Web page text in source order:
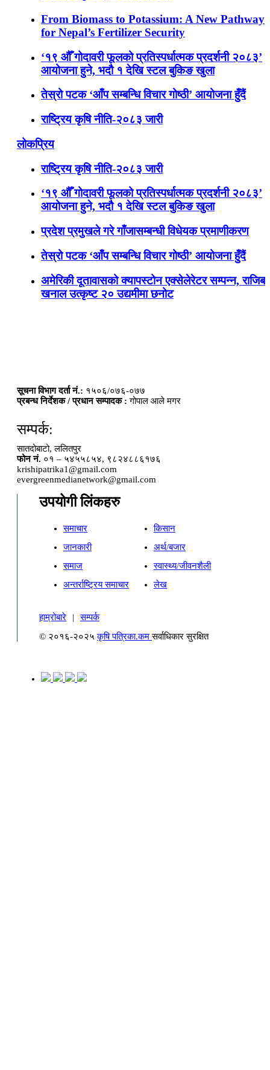
From Biomass to Potassium: A New Pathway
for Nepal’s Fertilizer Security
‘१९ औँ गोदावरी फूलको प्रतिस्पर्धात्मक प्रदर्शनी २०८३’
आयोजना हुने, भदौ १ देखि स्टल बुकिङ खुला
तेस्रो पटक ‘आँप सम्बन्धि विचार गोष्ठी’ आयोजना हुँदैं
राष्ट्रिय कृषि नीति-२०८३ जारी
लोकप्रिय
राष्ट्रिय कृषि नीति-२०८३ जारी
‘१९ औँ गोदावरी फूलको प्रतिस्पर्धात्मक प्रदर्शनी २०८३’
आयोजना हुने, भदौ १ देखि स्टल बुकिङ खुला
प्रदेश प्रमुखले गरे गाँजासम्बन्धी विधेयक प्रमाणीकरण
तेस्रो पटक ‘आँप सम्बन्धि विचार गोष्ठी’ आयोजना हुँदैं
अमेरिकी दूतावासको क्यापस्टोन एक्सेलेरेटर सम्पन्न, राजिब
खनाल उत्कृष्ट २० उद्यमीमा छनोट
सूचना विभाग दर्ता नं.: १५०६/०७६-०७७
प्रबन्ध निर्देशक / प्रधान सम्पादक : गोपाल आले मगर
सम्पर्क:
सातदोबाटो, ललितपुर
फोन नं. ०१ – ५४५५८५४, ९८२४८८६१७६
krishipatrika1@gmail.com
evergreenmedianetwork@gmail.com
उपयोगी लिंकहरु
समाचार
किसान
जानकारी
अर्थ/बजार
समाज
स्वास्थ्य/जीवनशैली
अन्तर्राष्ट्रिय समाचार
लेख
हाम्रोबारे |
सम्पर्क
© २०१६-२०२५कृषि पत्रिका.कमसर्वाधिकार सुरक्षित